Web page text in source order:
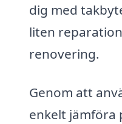
dig med
liten
renovering.
Genom att
enkelt jämföra